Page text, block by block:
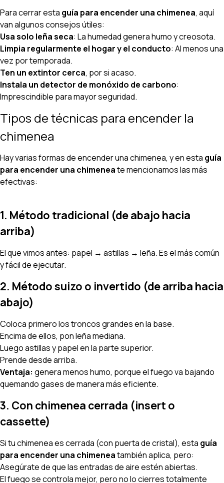
Para cerrar esta guía para encender una chimenea, aquí
van algunos consejos útiles:
Usa solo leña seca: La humedad genera humo y creosota.
Limpia regularmente el hogar y el conducto: Al menos una
vez por temporada.
Ten un extintor cerca, por si acaso.
Instala un detector de monóxido de carbono:
Imprescindible para mayor seguridad.
Tipos de técnicas para encender la
chimenea
Hay varias formas de encender una chimenea, y en esta guía
para encender una chimeneate mencionamos las más
efectivas:
1. Método tradicional (de abajo hacia
arriba)
El que vimos antes: papel → astillas → leña. Es el más común
y fácil de ejecutar.
2. Método suizo o invertido (de arriba hacia
abajo)
Coloca primero los troncos grandes en la base.
Encima de ellos, pon leña mediana.
Luego astillas y papel en la parte superior.
Prende desde arriba.
Ventaja: genera menos humo, porque el fuego va bajando
quemando gases de manera más eficiente.
3. Con chimenea cerrada (insert o
cassette)
Si tu chimenea es cerrada (con puerta de cristal), esta guía
para encender una chimeneatambién aplica, pero:
Asegúrate de que las entradas de aire estén abiertas.
El fuego se controla mejor, pero no lo cierres totalmente